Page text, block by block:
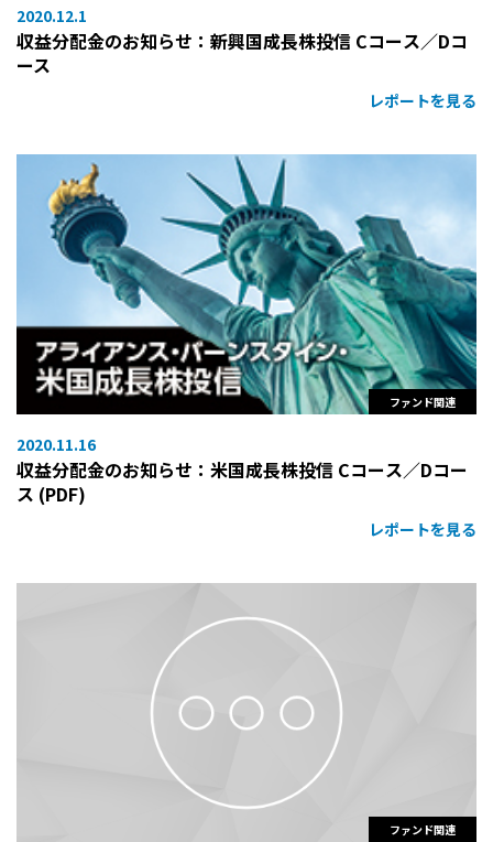
2020.12.1
収益分配金のお知らせ：新興国成長株投信 Cコース／Dコ
ース
レポートを見る
ファンド関連
2020.11.16
収益分配金のお知らせ：米国成長株投信 Cコース／Dコー
ス (PDF)
レポートを見る
ファンド関連